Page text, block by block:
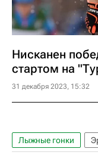
Нисканен
стартом на
31 декабря 2023, 15:32
Лыжные гонки